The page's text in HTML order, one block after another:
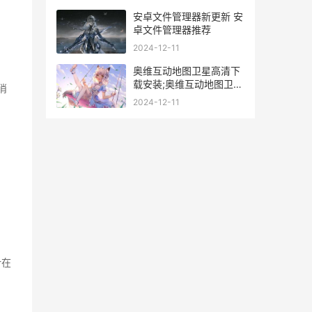
安卓文件管理器新更新 安
卓文件管理器推荐
2024-12-11
奥维互动地图卫星高清下
载安装;奥维互动地图卫星
高清下载安装指导锦集 奥
2024-12-11